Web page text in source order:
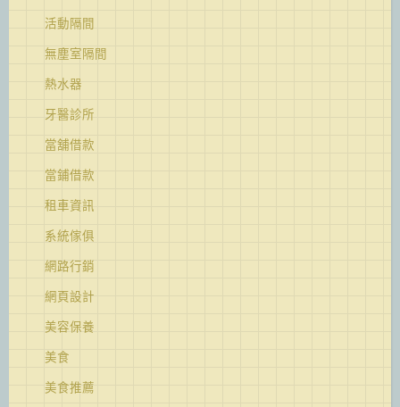
活動隔間
無塵室隔間
熱水器
牙醫診所
當舖借款
當鋪借款
租車資訊
系統傢俱
網路行銷
網頁設計
美容保養
美食
美食推薦